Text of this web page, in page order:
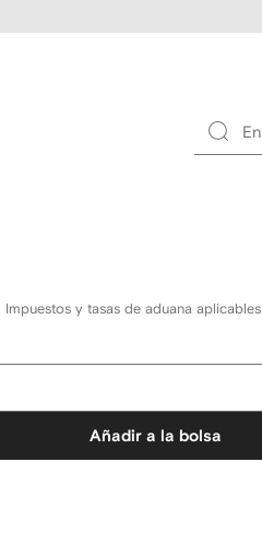
Impuestos y tasas de aduana aplicables
Añadir a la bolsa